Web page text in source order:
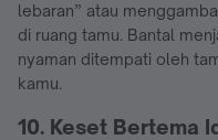
lebaran” atau
di ruang tamu. Bantal
nyaman ditempati oleh
kamu.
10. Keset Bertema